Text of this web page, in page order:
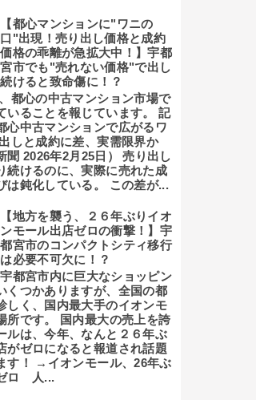
【都心マンションに"ワニの
口"出現！売り出し価格と成約
価格の乖離が急拡大中！】宇都
宮市でも"売れない価格"で出し
続けると致命傷に！？
都心の中古マンション市場で
いることを報じています。 記
中古マンションで広がるワ
しと成約に差、実需限界か
聞 2026年2月25日） 売り出し
続けるのに、実際に売れた成
は鈍化している。 この差が...
【地方を襲う、２６年ぶりイオ
ンモール出店ゼロの衝撃！】宇
都宮市のコンパクトシティ移行
は必要不可欠に！？
宇都宮市内に巨大なショッピン
くつかありますが、全国の都
しく、国内最大手のイオンモ
所です。 国内最大の売上を誇
ルは、今年、なんと２６年ぶ
がゼロになると報道され話題
す！ →イオンモール、26年ぶ
ロ 人...